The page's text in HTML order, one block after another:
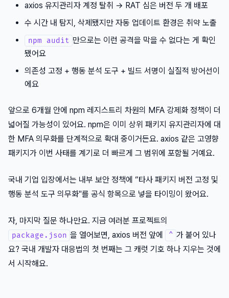
axios 유지관리자 계정 탈취 → RAT 심은 버전 두 개 배포
수 시간 내 탐지, 삭제됐지만 자동 업데이트 환경은 취약 노출
npm audit 만으로는 이런 공격을 막을 수 없다는 게 확인
됐어요
의존성 고정 + 행동 분석 도구 + 빌드 서명이 실질적 방어선이
에요
앞으로 6개월 안에 npm 레지스트리 차원의 MFA 강제화 정책이 더
넓어질 가능성이 있어요. npm은 이미 상위 패키지 유지관리자에 대
한 MFA 의무화를 단계적으로 확대 중이거든요. axios 같은 고영향
패키지가 이번 사태를 계기로 더 빠르게 그 범위에 포함될 거예요.
국내 기업 입장에서는 내부 보안 정책에 “타사 패키지 버전 고정 및
행동 분석 도구 의무화"를 공식 항목으로 넣을 타이밍이 왔어요.
자, 마지막 질문 하나만요. 지금 여러분 프로젝트의
package.json 을 열어보면, axios 버전 앞에 ^ 가 붙어 있나
요? 국내 개발자 대응법의 첫 번째는 그 캐럿 기호 하나 지우는 것에
서 시작해요.